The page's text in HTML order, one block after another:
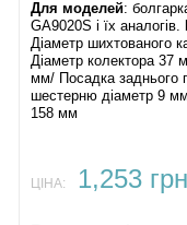
Для моделей:
GA9020S і їх аналогів.
Діаметр шихтованого
Діаметр колектора 37
мм/ Посадка заднього
шестерню діаметр 9
158 мм
ЦІНА: 1,253